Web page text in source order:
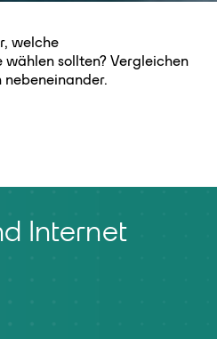
welche
sollten? Vergleichen
nebeneinander.
Internet